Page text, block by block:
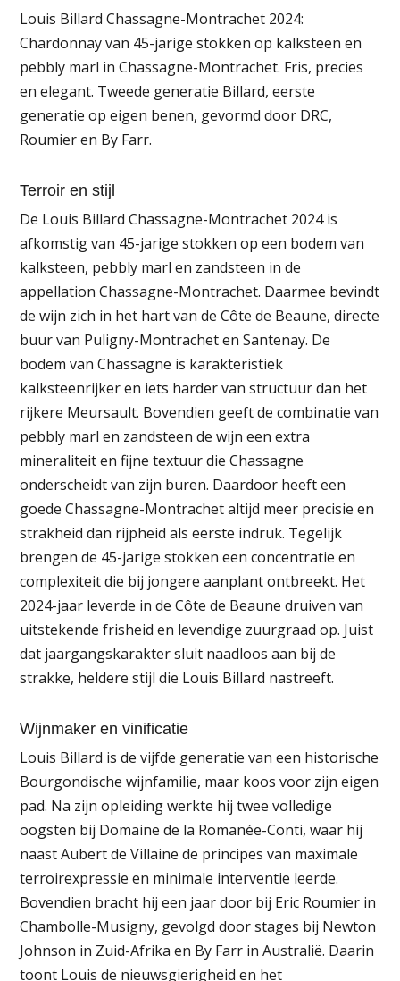
Louis Billard Chassagne-Montrachet 2024:
Chardonnay van 45-jarige stokken op kalksteen en
pebbly marl in Chassagne-Montrachet. Fris, precies
en elegant. Tweede generatie Billard, eerste
generatie op eigen benen, gevormd door DRC,
Roumier en By Farr.
Terroir en stijl
De Louis Billard Chassagne-Montrachet 2024 is
afkomstig van 45-jarige stokken op een bodem van
kalksteen, pebbly marl en zandsteen in de
appellation Chassagne-Montrachet. Daarmee bevindt
de wijn zich in het hart van de Côte de Beaune, directe
buur van Puligny-Montrachet en Santenay. De
bodem van Chassagne is karakteristiek
kalksteenrijker en iets harder van structuur dan het
rijkere Meursault. Bovendien geeft de combinatie van
pebbly marl en zandsteen de wijn een extra
mineraliteit en fijne textuur die Chassagne
onderscheidt van zijn buren. Daardoor heeft een
goede Chassagne-Montrachet altijd meer precisie en
strakheid dan rijpheid als eerste indruk. Tegelijk
brengen de 45-jarige stokken een concentratie en
complexiteit die bij jongere aanplant ontbreekt. Het
2024-jaar leverde in de Côte de Beaune druiven van
uitstekende frisheid en levendige zuurgraad op. Juist
dat jaargangskarakter sluit naadloos aan bij de
strakke, heldere stijl die Louis Billard nastreeft.
Wijnmaker en vinificatie
Louis Billard is de vijfde generatie van een historische
Bourgondische wijnfamilie, maar koos voor zijn eigen
pad. Na zijn opleiding werkte hij twee volledige
oogsten bij Domaine de la Romanée-Conti, waar hij
naast Aubert de Villaine de principes van maximale
terroirexpressie en minimale interventie leerde.
Bovendien bracht hij een jaar door bij Eric Roumier in
Chambolle-Musigny, gevolgd door stages bij Newton
Johnson in Zuid-Afrika en By Farr in Australië. Daarin
toont Louis de nieuwsgierigheid en het